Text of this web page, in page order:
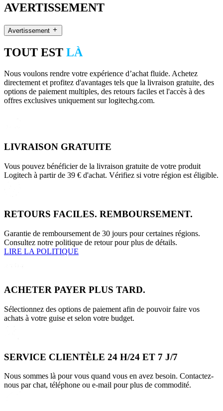
AVERTISSEMENT
Avertissement
TOUT EST LÀ
Nous voulons rendre votre expérience d’achat fluide. Achetez
directement et profitez d'avantages tels que la livraison gratuite, des
options de paiement multiples, des retours faciles et l'accès à des
offres exclusives uniquement sur logitechg.com.
LIVRAISON GRATUITE
Vous pouvez bénéficier de la livraison gratuite de votre produit
Logitech à partir de 39 € d'achat. Vérifiez si votre région est éligible.
RETOURS FACILES. REMBOURSEMENT.
Garantie de remboursement de 30 jours pour certaines régions.
Consultez notre politique de retour pour plus de détails.
LIRE LA POLITIQUE
ACHETER PAYER PLUS TARD.
Sélectionnez des options de paiement afin de pouvoir faire vos
achats à votre guise et selon votre budget.
SERVICE CLIENTÈLE 24 H/24 ET 7 J/7
Nous sommes là pour vous quand vous en avez besoin. Contactez-
nous par chat, téléphone ou e-mail pour plus de commodité.